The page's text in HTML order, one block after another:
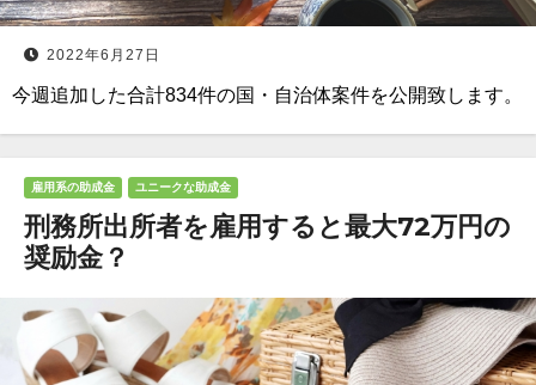
2022年6月27日
今週追加した合計834件の国・自治体案件を公開致します。
雇用系の助成金 ユニークな助成金
刑務所出所者を雇用すると最大72万円の
奨励金？